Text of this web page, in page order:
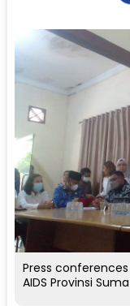
Press
AIDS Provinsi